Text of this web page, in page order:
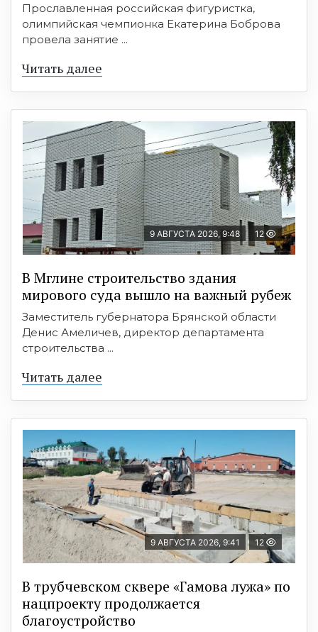
Прославленная российская фигуристка,
олимпийская чемпионка Екатерина Боброва
провела занятие ...
Читать далее
9 АВГУСТА 2026, 9:48 12
В Мглине строительство здания
мирового суда вышло на важный рубеж
Заместитель губернатора Брянской области
Денис Амеличев, директор департамента
строительства ...
Читать далее
9 АВГУСТА 2026, 9:41 12
В трубчевском сквере «Гамова лужа» по
нацпроекту продолжается
благоустройство